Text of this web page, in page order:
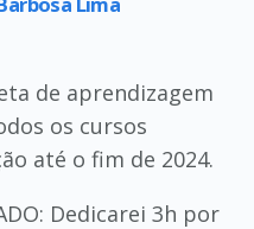
de aprendizagem
os cursos
até o fim de 2024.
Dedicarei 3h por